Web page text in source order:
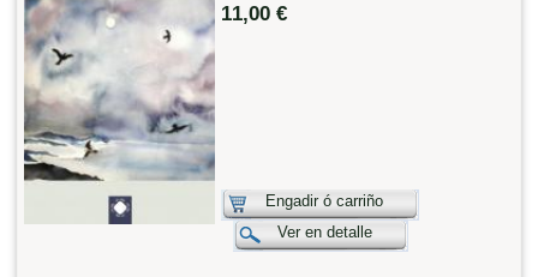
11,00 €
Engadir ó carriño
Ver en detalle